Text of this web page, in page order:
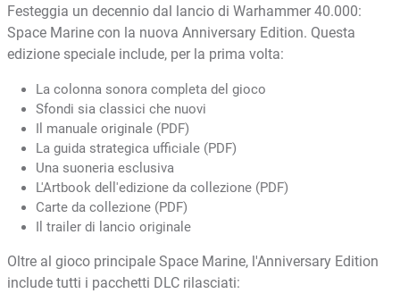
Festeggia un decennio dal lancio di Warhammer 40.000:
Space Marine con la nuova Anniversary Edition. Questa
edizione speciale include, per la prima volta:
La colonna sonora completa del gioco
Sfondi sia classici che nuovi
Il manuale originale (PDF)
La guida strategica ufficiale (PDF)
Una suoneria esclusiva
L'Artbook dell'edizione da collezione (PDF)
Carte da collezione (PDF)
Il trailer di lancio originale
Oltre al gioco principale Space Marine, l'Anniversary Edition
include tutti i pacchetti DLC rilasciati: